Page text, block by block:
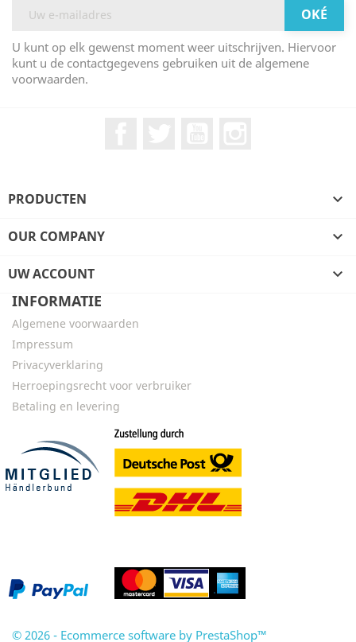
U kunt op elk gewenst moment weer uitschrijven. Hiervoor
kunt u de contactgegevens gebruiken uit de algemene
voorwaarden.
PRODUCTEN 
OUR COMPANY 
UW ACCOUNT

INFORMATIE
Algemene voorwaarden
Impressum
Privacyverklaring
Herroepingsrecht voor verbruiker
Betaling en levering
© 2026 - Ecommerce software by PrestaShop™